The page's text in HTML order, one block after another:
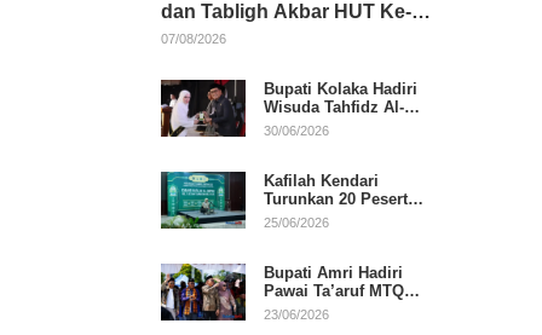
dan Tabligh Akbar HUT Ke-
81 RI, Hadirkan Dai Nasional
07/08/2026
Bupati Kolaka Hadiri
Wisuda Tahfidz Al-
Qur’an, Komitmen
30/06/2026
Kafilah Kendari
Turunkan 20 Peserta
pada Hari Pertama
25/06/2026
Bupati Amri Hadiri
Pawai Ta’aruf MTQ
XXXI Sultra, Beri
23/06/2026